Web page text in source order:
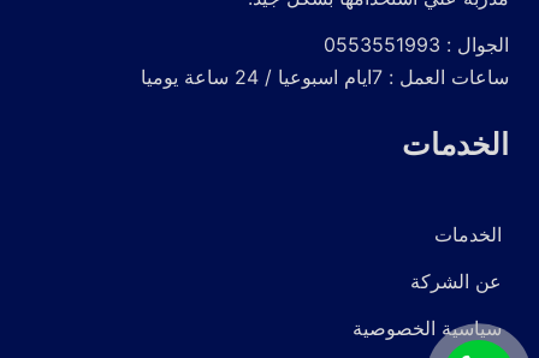
الجوال : 0553551993
ساعات العمل : 7ايام اسبوعيا / 24 ساعة يوميا
الخدمات
الخدمات
عن الشركة
سياسية الخصوصية